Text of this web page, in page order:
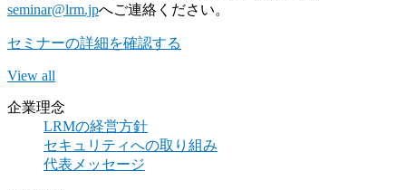
seminar@lrm.jpへご連絡ください。
セミナーの詳細を確認する
View all
企業理念
LRMの経営方針
セキュリティへの取り組み
代表メッセージ